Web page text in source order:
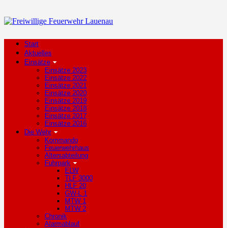
Start
Aktuelles
Einsätze
Einsätze 2023
Einsätze 2022
Einsätze 2021
Einsätze 2020
Einsätze 2019
Einsätze 2018
Einsätze 2017
Einsätze 2016
Die Wehr
Kommando
Feuerwehrhaus
Altersabteilung
Fuhrpark
ELW
TLF 3000
HLF 20
GW-L 1
MTW 1
MTW 2
Chronik
Alarmablauf